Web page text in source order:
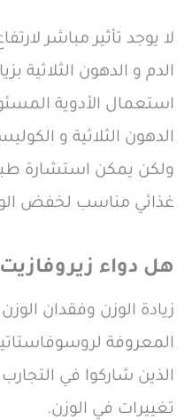
لا يوجد تأثير مباشر
الدم و الدهون الثلاثية
استعمال الأدوية
الدهون الثلاثية و
ولكن يمكن استشارة
غذائي مناسب لخفض
هل دواء زيروفازيت
زيادة الوزن وفقدان
المعروفة
الذين شاركوا في
تغييرات في الوزن.